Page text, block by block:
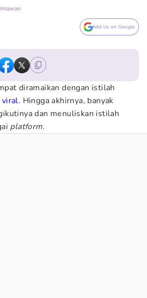
Add Us on Google
diramaikan dengan istilah
viral. Hingga akhirnya, banyak
dan menuliskan istilah
platform.